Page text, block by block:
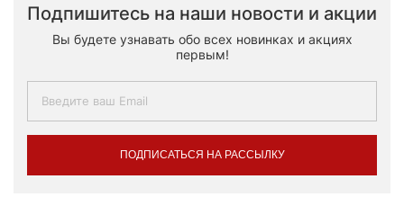
Подпишитесь на наши новости и акции
Вы будете узнавать обо всех новинках и акциях
первым!
ПОДПИСАТЬСЯ НА РАССЫЛКУ